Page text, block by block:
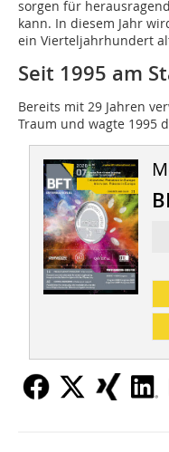
sorgen für
kann. In diesem Jahr
ein Vierteljahrhundert
Seit 1995 am
Bereits mit 29 Jahren
Traum und wagte 1995